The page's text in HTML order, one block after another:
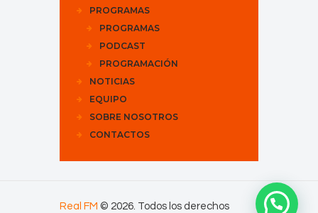
PROGRAMAS
PROGRAMAS
PODCAST
PROGRAMACIÓN
NOTICIAS
EQUIPO
SOBRE NOSOTROS
CONTACTOS
Real FM © 2026. Todos los derechos